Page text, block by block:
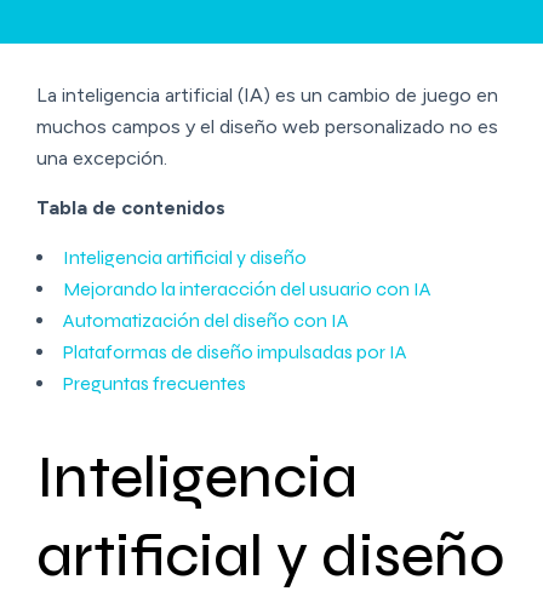
La inteligencia artificial (IA) es un cambio de juego en
muchos campos y el diseño web personalizado no es
una excepción.
Tabla de contenidos
Inteligencia artificial y diseño
Mejorando la interacción del usuario con IA
Automatización del diseño con IA
Plataformas de diseño impulsadas por IA
Preguntas frecuentes
Inteligencia
artificial y diseño